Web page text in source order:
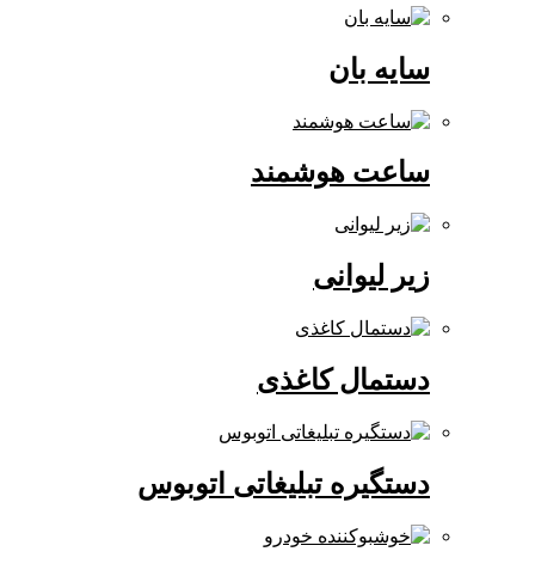
ساعت هوشمند
زیر لیوانی
دستمال کاغذی
دستگیره تبلیغاتی اتوبوس